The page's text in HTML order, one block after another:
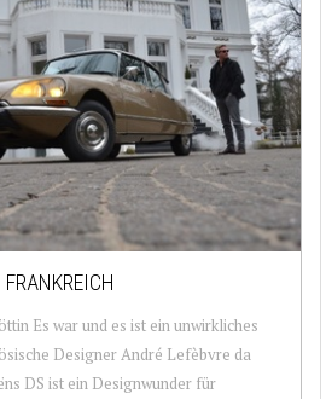
Es war und es ist ein unwirkliches
Designer André Lefèbvre da
DS ist ein Designwunder für